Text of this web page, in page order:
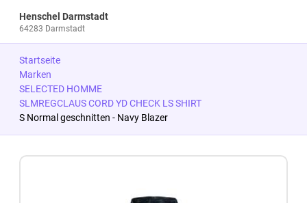
Henschel Darmstadt
64283 Darmstadt
Startseite
Marken
SELECTED HOMME
SLMREGCLAUS CORD YD CHECK LS SHIRT
S Normal geschnitten - Navy Blazer